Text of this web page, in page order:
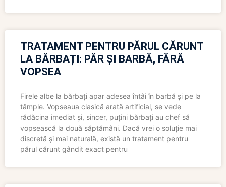
TRATAMENT PENTRU PĂRUL CĂRUNT
LA BĂRBAȚI: PĂR ȘI BARBĂ, FĂRĂ
VOPSEA
Firele albe la bărbați apar adesea întâi în barbă și pe la
tâmple. Vopseaua clasică arată artificial, se vede
rădăcina imediat și, sincer, puțini bărbați au chef să
vopsească la două săptămâni. Dacă vrei o soluție mai
discretă și mai naturală, există un tratament pentru
părul cărunt gândit exact pentru